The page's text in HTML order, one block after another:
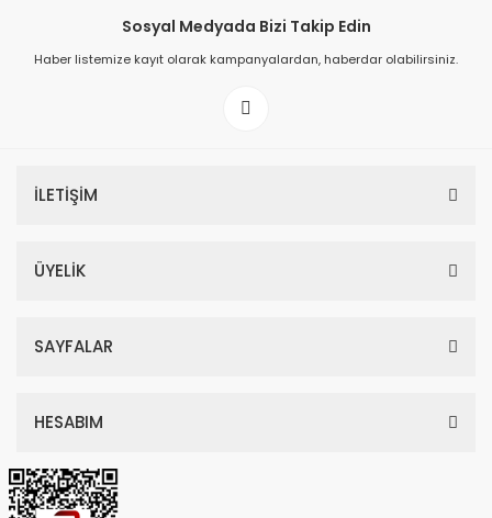
Prime ArtDECO Duvar Kağıdı Tutkalı 500 gr
149,00 TL
Sosyal Medyada Bizi Takip Edin
Haber listemize kayıt olarak kampanyalardan, haberdar olabilirsiniz.
İLETİŞİM
ÜYELİK
SAYFALAR
HESABIM